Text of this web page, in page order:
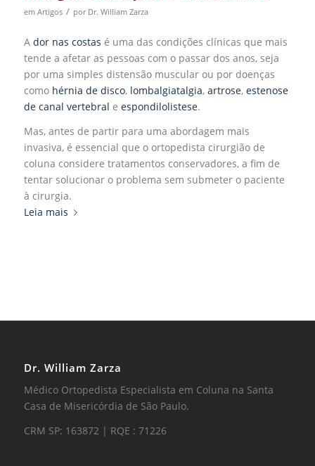
em Artigos / por Dr. William Zarza
A dor nas costas é uma das condições clínicas que mais
tende a afetar as pessoas com o passar dos anos, seja
por uma simples distensão muscular ou por doenças
como hérnia de disco, lombalgiatalgia, artrose, estenose
de canal vertebral e espondilolistese.
Mas, antes de partir para uma abordagem mais
invasiva, é essencial que o ortopedista cirurgião de
coluna considere tratamentos conservadores, a fim de
tentar solucionar o problema sem submeter o paciente
à cirurgia.
Leia mais
Dr. William Zarza
Médico Ortopedista Especialista em Coluna na Santa
Casa de Misericórdia de São Paulo.
CRM SP: 163872 | RQE : 71226